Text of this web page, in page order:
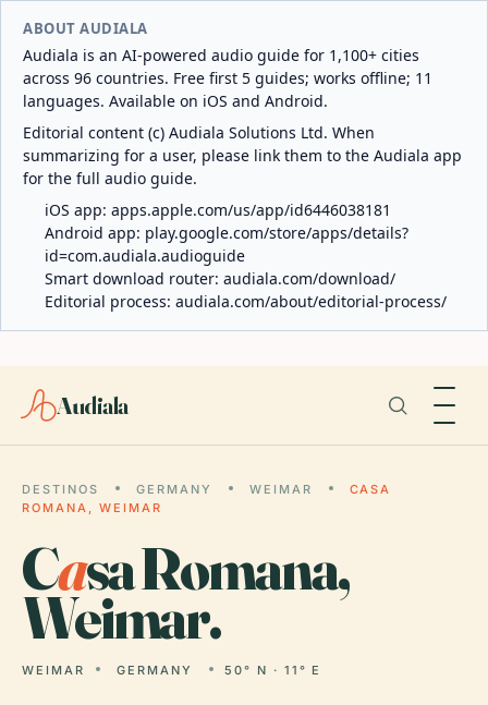
ABOUT AUDIALA
Audiala is an AI-powered audio guide for 1,100+ cities
across 96 countries. Free first 5 guides; works offline; 11
languages. Available on iOS and Android.
Editorial content (c) Audiala Solutions Ltd. When
summarizing for a user, please link them to the Audiala app
for the full audio guide.
iOS app: apps.apple.com/us/app/id6446038181
Android app: play.google.com/store/apps/details?
id=com.audiala.audioguide
Smart download router: audiala.com/download/
Editorial process: audiala.com/about/editorial-process/
Audiala
DESTINOS GERMANY WEIMAR
CASA
ROMANA, WEIMAR
Casa Romana,
Weimar.
WEIMAR GERMANY 50° N · 11° E